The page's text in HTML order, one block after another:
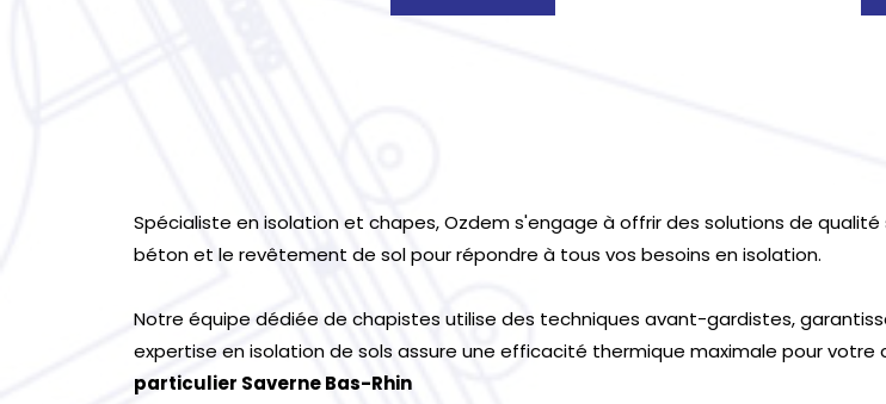
Spécialiste en isolation et chapes, Ozdem s'engage à offrir des solutions de
béton et le revêtement de sol pour répondre à tous vos besoins en isolation.
Notre équipe dédiée de chapistes utilise des techniques avant-gardistes,
expertise en isolation de sols assure une efficacité thermique maximale pour
particulier Saverne Bas-Rhin